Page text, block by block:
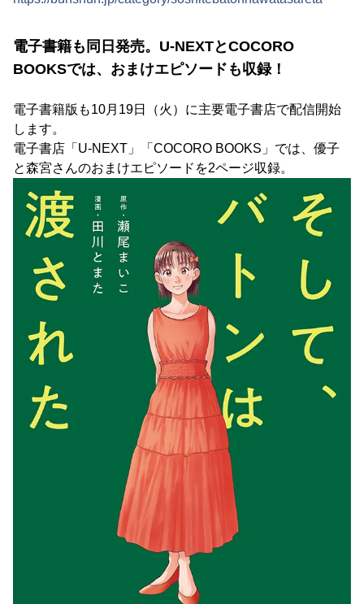
電子書籍も同日発売。U-NEXTとCOCORO
BOOKSでは、おまけエピソードも収録！
電子書籍版も10月19日（火）に主要電子書店で配信開始
します。
電子書店「U-NEXT」「COCORO BOOKS」では、優子
と森宮さんのおまけエピソードを2ページ収録。